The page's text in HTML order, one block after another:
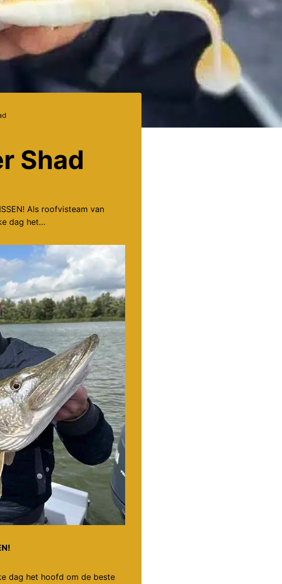
Shad
Als roofvisteam van
dag het…
dag het hoofd om de beste